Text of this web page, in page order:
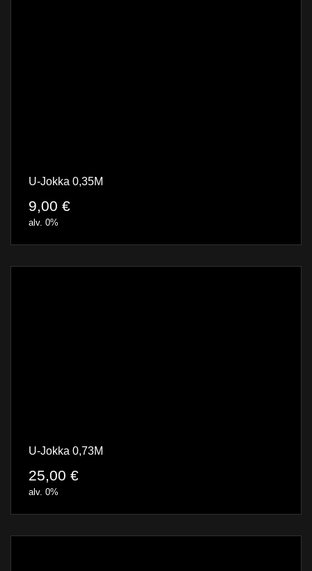
U-Jokka 0,35M
9,00 €
alv. 0%
U-Jokka 0,73M
25,00 €
alv. 0%